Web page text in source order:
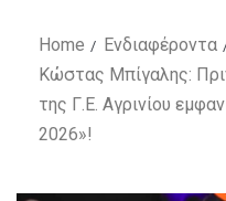
Home
Ενδιαφέροντα
Κώστας Μπίγαλης:
της Γ.Ε. Αγρινίου
2026»!